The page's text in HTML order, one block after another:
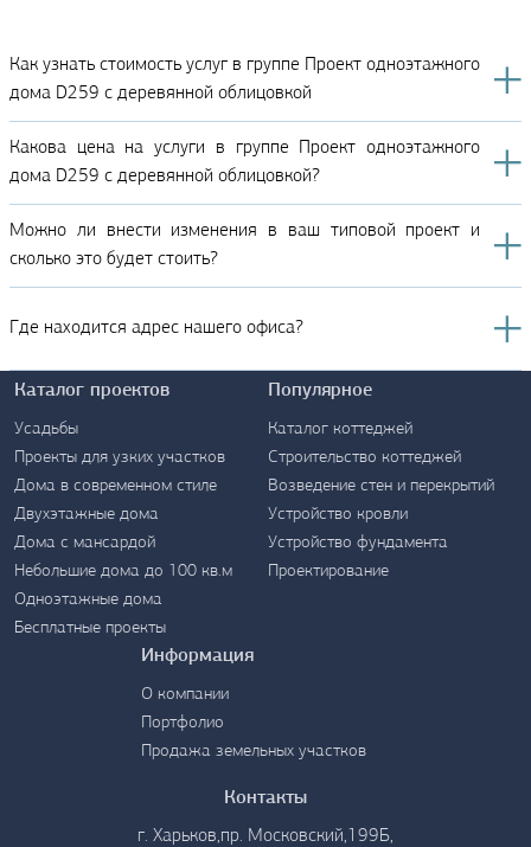
Как узнать стоимость услуг в группе Проект одноэтажного
дома D259 с деревянной облицовкой
Какова цена на услуги в группе Проект одноэтажного
дома D259 с деревянной облицовкой?
Можно ли внести изменения в ваш типовой проект и
сколько это будет стоить?
Где находится адрес нашего офиса?
Контакты
Каталог проектов
Усадьбы
Проекты для узких участков
Дома в современном стиле
Двухэтажные дома
Дома с мансардой
Небольшие дома до 100 кв.м
Одноэтажные дома
Бесплатные проекты
Популярное
Каталог коттеджей
Строительство коттеджей
Возведение стен и перекрытий
Устройство кровли
Устройство фундамента
Проектирование
Информация
О компании
Портфолио
Продажа земельных участков
Контакты
г. Харьков,пр. Московский,199Б,